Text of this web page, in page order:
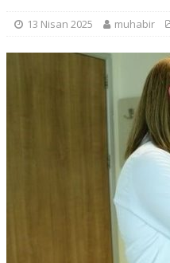
13 Nisan 2025 muhabir